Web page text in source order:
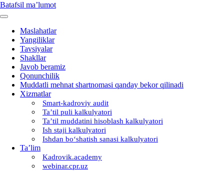
Batafsil ma’lumot
Maslahatlar
Yangiliklar
Tavsiyalar
Shakllar
Javob beramiz
Qonunchilik
Muddatli mehnat shartnomasi qanday bekor qilinadi
Xizmatlar
Smart-kadroviy audit
Ta’til puli kalkulyatori
Ta’til muddatini hisoblash kalkulyatori
Ish staji kalkulyatori
Ishdan boʻshatish sanasi kalkulyatori
Ta’lim
Kadrovik.academy
webinar.cpr.uz